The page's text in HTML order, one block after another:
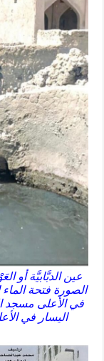
عين الدبَّابيَّة أو
الصورة فتحة
في الأعلى مسجد
اليسار في